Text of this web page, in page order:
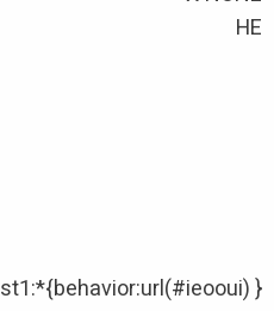
HE
st1:*{behavior:url(#ieooui) }